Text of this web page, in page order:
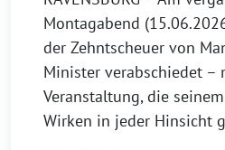
Montagabend
der Zehntscheuer von
Minister verabschiedet –
Veranstaltung, die
Wirken in jeder Hinsicht